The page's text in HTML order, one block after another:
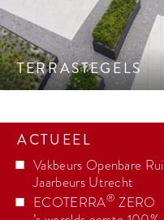
TERRASTEGELS
ACTUEEL
Vakbeurs Openbare
Jaarbeurs Utrecht
ECOTERRA® ZERO